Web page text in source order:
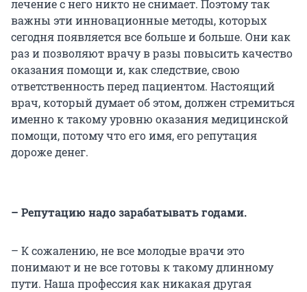
лечение с него никто не снимает. Поэтому так
важны эти инновационные методы, которых
сегодня появляется все больше и больше. Они как
раз и позволяют врачу в разы повысить качество
оказания помощи и, как следствие, свою
ответственность перед пациентом. Настоящий
врач, который думает об этом, должен стремиться
именно к такому уровню оказания медицинской
помощи, потому что его имя, его репутация
дороже денег.
– Репутацию надо зарабатывать годами.
– К сожалению, не все молодые врачи это
понимают и не все готовы к такому длинному
пути. Наша профессия как никакая другая